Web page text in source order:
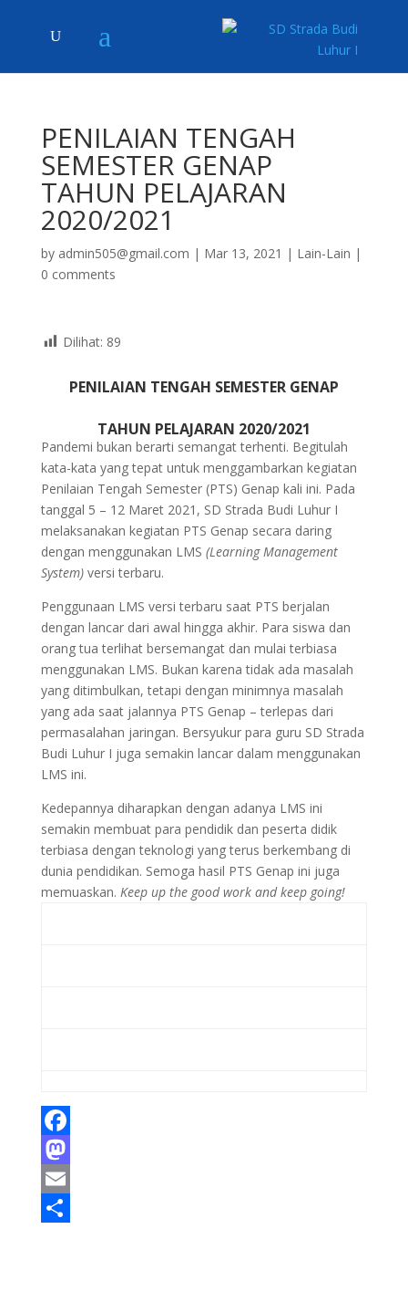
PENILAIAN TENGAH
SEMESTER GENAP
TAHUN PELAJARAN
2020/2021
by admin505@gmail.com | Mar 13, 2021 | Lain-Lain |
0 comments
Dilihat: 89
PENILAIAN TENGAH SEMESTER GENAP
TAHUN PELAJARAN 2020/2021
Pandemi bukan berarti semangat terhenti. Begitulah
kata-kata yang tepat untuk menggambarkan kegiatan
Penilaian Tengah Semester (PTS) Genap kali ini. Pada
tanggal 5 – 12 Maret 2021, SD Strada Budi Luhur I
melaksanakan kegiatan PTS Genap secara daring
dengan menggunakan LMS (Learning Management
System)versi terbaru.
Penggunaan LMS versi terbaru saat PTS berjalan
dengan lancar dari awal hingga akhir. Para siswa dan
orang tua terlihat bersemangat dan mulai terbiasa
menggunakan LMS. Bukan karena tidak ada masalah
yang ditimbulkan, tetapi dengan minimnya masalah
yang ada saat jalannya PTS Genap – terlepas dari
permasalahan jaringan. Bersyukur para guru SD Strada
Budi Luhur I juga semakin lancar dalam menggunakan
LMS ini.
Kedepannya diharapkan dengan adanya LMS ini
semakin membuat para pendidik dan peserta didik
terbiasa dengan teknologi yang terus berkembang di
dunia pendidikan. Semoga hasil PTS Genap ini juga
memuaskan. Keep up the good work and keep going!
F
a
c
M
aE